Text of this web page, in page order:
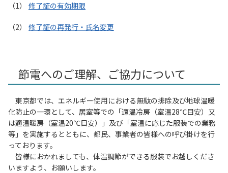
修了証の有効期限
修了証の再発行・氏名変更
節電へのご理解、ご協力について
東京都では、エネルギー使用における無駄の排除及び地球温暖
化防止の一環として、居室等での「適温冷房（室温28℃目安）又
は適温暖房（室温20℃目安）」及び「室温に応じた服装での業務
等」を実施するとともに、都民、事業者の皆様への呼び掛けを行
っております。
皆様におかれましても、体温調節ができる服装でお越しくださ
いますよう、お願いします。